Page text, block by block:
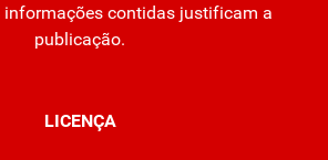
informações contidas justificam a
publicação.
LICENÇA